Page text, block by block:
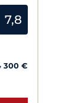
7,8
300 €